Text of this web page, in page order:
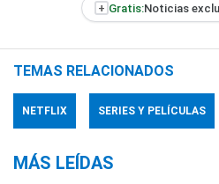
+ Gratis:Noticias
TEMAS RELACIONADOS
NETFLIX SERIES Y PELÍCULAS
MÁS LEÍDAS